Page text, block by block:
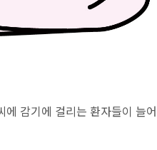
감기에 걸리는 환자들이 늘